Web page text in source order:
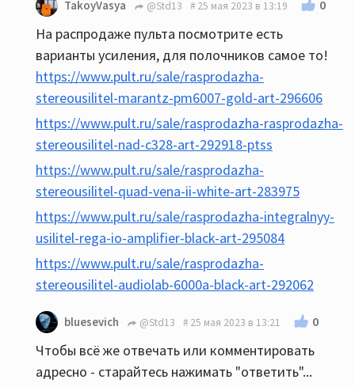
TakoyVasya @Std13 25 мая 2023 в 13:19 0
На распродаже пульта посмотрите есть
варианты усиления, для полочников самое то!
https://www.pult.ru/sale/rasprodazha-
stereousilitel-marantz-pm6007-gold-art-296606
https://www.pult.ru/sale/rasprodazha-rasprodazha-
stereousilitel-nad-c328-art-292918-ptss
https://www.pult.ru/sale/rasprodazha-
stereousilitel-quad-vena-ii-white-art-283975
https://www.pult.ru/sale/rasprodazha-integralnyy-
usilitel-rega-io-amplifier-black-art-295084
https://www.pult.ru/sale/rasprodazha-
stereousilitel-audiolab-6000a-black-art-292062
bluesevich @Std13 25 мая 2023 в 13:21 0
Чтобы всё же отвечать или комментировать
адресно - старайтесь нажимать "ответить"...